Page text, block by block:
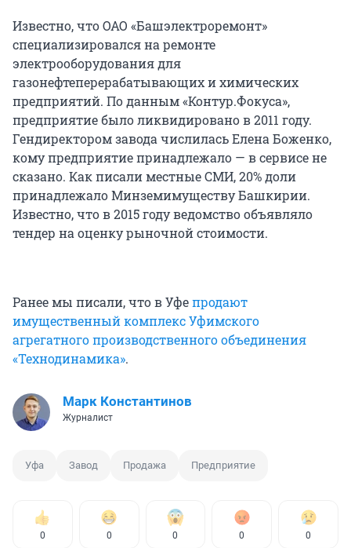
Известно, что ОАО «Башэлектроремонт»
специализировался на ремонте
электрооборудования для
газонефтеперерабатывающих и химических
предприятий. По данным «Контур.Фокуса»,
предприятие было ликвидировано в 2011 году.
Гендиректором завода числилась Елена Боженко,
кому предприятие принадлежало — в сервисе не
сказано. Как писали местные СМИ, 20% доли
принадлежало Минземимуществу Башкирии.
Известно, что в 2015 году ведомство объявляло
тендер на оценку рыночной стоимости.
Ранее мы писали, что в Уфепродают
имущественный комплекс Уфимского
агрегатного производственного объединения
«Технодинамика».
Марк Константинов
Журналист
Уфа Завод Продажа Предприятие
0 0 0 0 0